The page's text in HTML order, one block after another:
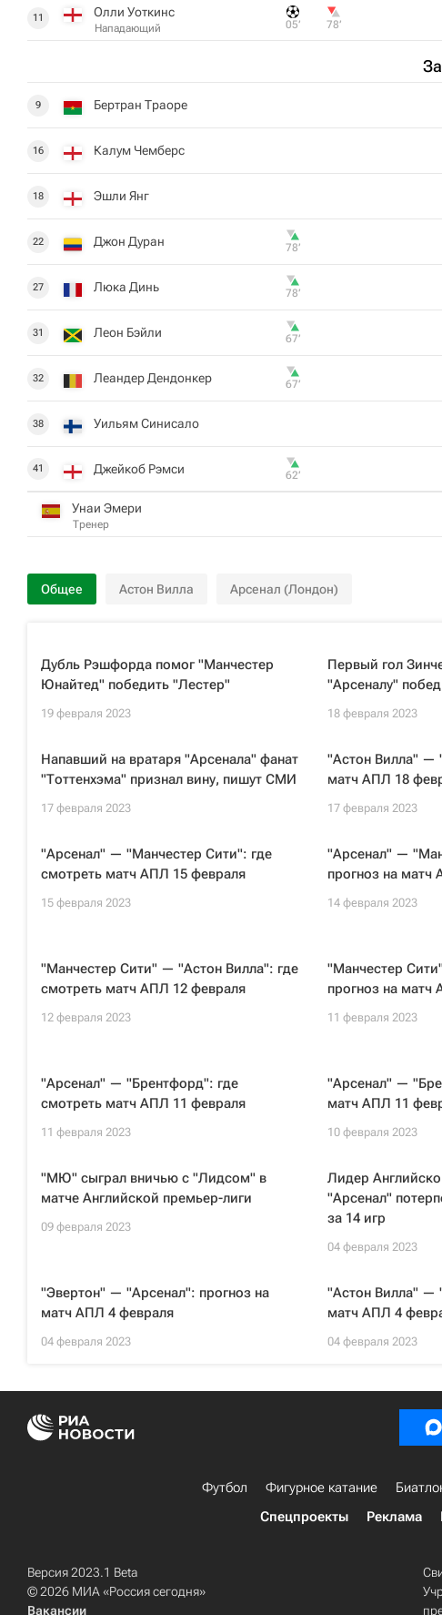
11 Олли Уоткинс
Нападающий 05‎’‎ 78‎’‎
9 Бертран Траоре
16 Калум Чемберс
18 Эшли Янг
22 Джон Дуран 78‎’‎
27 Люка Динь 78‎’‎
31 Леон Бэйли 67‎’‎
32 Леандер Дендонкер 67‎’‎
38 Уильям Синисало
41 Джейкоб Рэмси 62‎’‎
Унаи Эмери
Тренер
Общее Астон Вилла Арсенал (Лондон)
Дубль Рэшфорда помог "Манчестер
Юнайтед" победить "Лестер"
19 февраля 2023
Первый гол
"Арсеналу"
18 февраля 2023
Напавший на вратаря "Арсенала" фанат
"Тоттенхэма" признал вину, пишут СМИ
17 февраля 2023
"Астон Вилла" —
матч АПЛ 18
17 февраля 2023
"Арсенал" — "Манчестер Сити": где
смотреть матч АПЛ 15 февраля
15 февраля 2023
"Арсенал" —
прогноз на матч
14 февраля 2023
"Манчестер Сити" — "Астон Вилла": где
смотреть матч АПЛ 12 февраля
12 февраля 2023
"Манчестер
прогноз на матч
11 февраля 2023
"Арсенал" — "Брентфорд": где
смотреть матч АПЛ 11 февраля
11 февраля 2023
"Арсенал" —
матч АПЛ 11
10 февраля 2023
"МЮ" сыграл вничью с "Лидсом" в
матче Английской премьер-лиги
09 февраля 2023
Лидер
"Арсенал"
за 14 игр
04 февраля 2023
"Эвертон" — "Арсенал": прогноз на
матч АПЛ 4 февраля
04 февраля 2023
"Астон Вилла" —
матч АПЛ 4
04 февраля 2023
Футбол Фигурное катание
Спецпроекты
Реклама
Версия 2023.1 Beta
© 2026 МИА «Россия сегодня»
Вакансии